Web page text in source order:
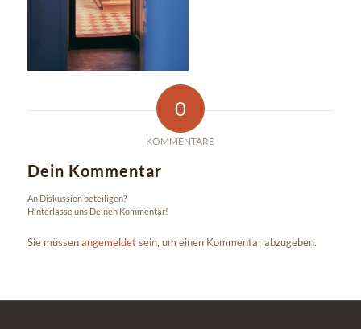
0
KOMMENTARE
Dein Kommentar
An Diskussion beteiligen?
Hinterlasse uns Deinen Kommentar!
Sie müssenangemeldetsein, um einen Kommentar abzugeben.